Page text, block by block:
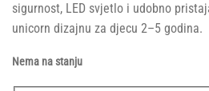
sigurnost, LED svjetlo i udobno
unicorn dizajnu za djecu 2–5 godina.
Nema na stanju